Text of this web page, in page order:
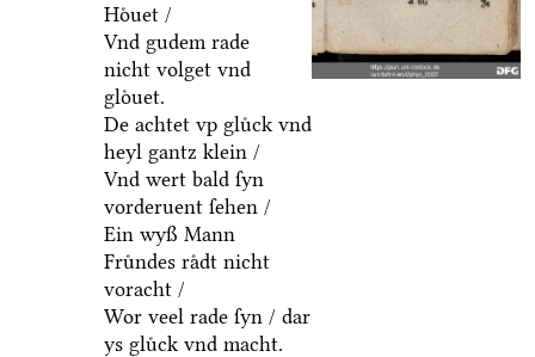
Hoͤuet /
Vnd gudem rade
nicht volget vnd
gloͤuet.
De achtet vp gluͤck vnd
heyl gantz klein /
Vnd wert bald ſyn
vorderuent ſehen /
Ein wyß Mann
Fruͤndes raͤdt nicht
voracht /
Wor veel rade ſyn / dar
ys gluͤck vnd macht.